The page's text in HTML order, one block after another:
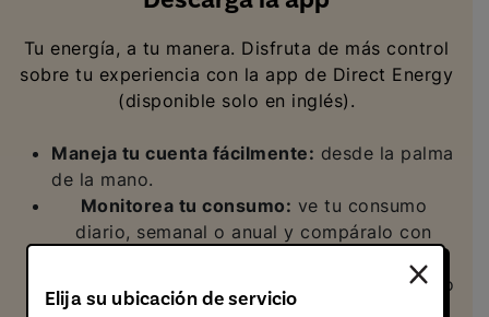
Tu energía, a tu manera. Disfruta de más control
sobre tu experiencia con la app de Direct Energy
(disponible solo en inglés).
Maneja tu cuenta fácilmente: desde la palma
de la mano.
Monitorea tu consumo: ve tu consumo
diario, semanal o anual y compáralo con
cuando
refieras a un amigo y esa persona se una a
Elija su ubicación de servicio